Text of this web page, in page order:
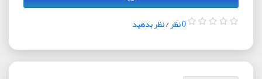
0 نظر /نظر بدهید